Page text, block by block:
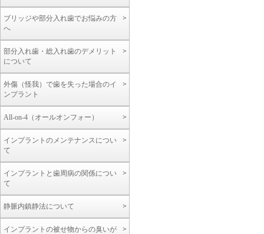
ブリッジや部分入れ歯でお悩みの方
へ
部分入れ歯・総入れ歯のデメリット
について
外傷（怪我）で歯を失った場合のイ
ンプラント
All-on-4（オールオンフォー）
インプラントのメンテナンスについ
て
インプラントと歯周病の関係につい
て
静脈内鎮静法について
インプラントの被せ物からの臭いが